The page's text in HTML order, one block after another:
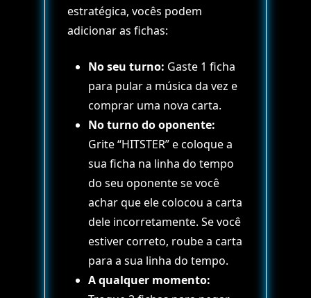
estratégica, vocês podem
adicionar as fichas:
No seu turno: Gaste 1 ficha
para pular a música da vez e
comprar uma nova carta.
No turno do oponente:
Grite “HITSTER” e coloque a
sua ficha na linha do tempo
do seu oponente se você
achar que ele colocou a carta
dele incorretamente. Se você
estiver correto, roube a carta
para a sua linha do tempo.
A qualquer momento: